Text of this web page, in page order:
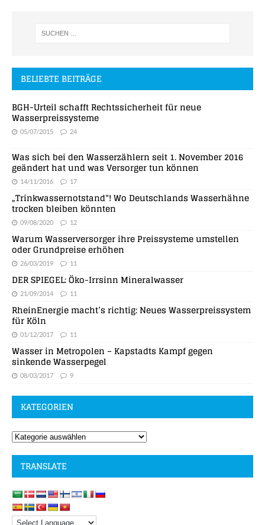
BELIEBTE BEITRÄGE
BGH-Urteil schafft Rechtssicherheit für neue
Wasserpreissysteme
05/07/2015 24
Was sich bei den Wasserzählern seit 1. November 2016
geändert hat und was Versorger tun können
14/11/2016 17
„Trinkwassernotstand“! Wo Deutschlands Wasserhähne
trocken bleiben könnten
09/08/2020 12
Warum Wasserversorger ihre Preissysteme umstellen
oder Grundpreise erhöhen
26/03/2019 11
DER SPIEGEL: Öko-Irrsinn Mineralwasser
21/09/2014 11
RheinEnergie macht’s richtig: Neues Wasserpreissystem
für Köln
01/12/2017 11
Wasser in Metropolen – Kapstadts Kampf gegen
sinkende Wasserpegel
08/03/2017 9
KATEGORIEN
TRANSLATE